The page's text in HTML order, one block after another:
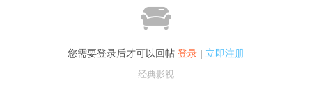

您需要登录后才可以回帖 登录 | 立即注册
经典影视